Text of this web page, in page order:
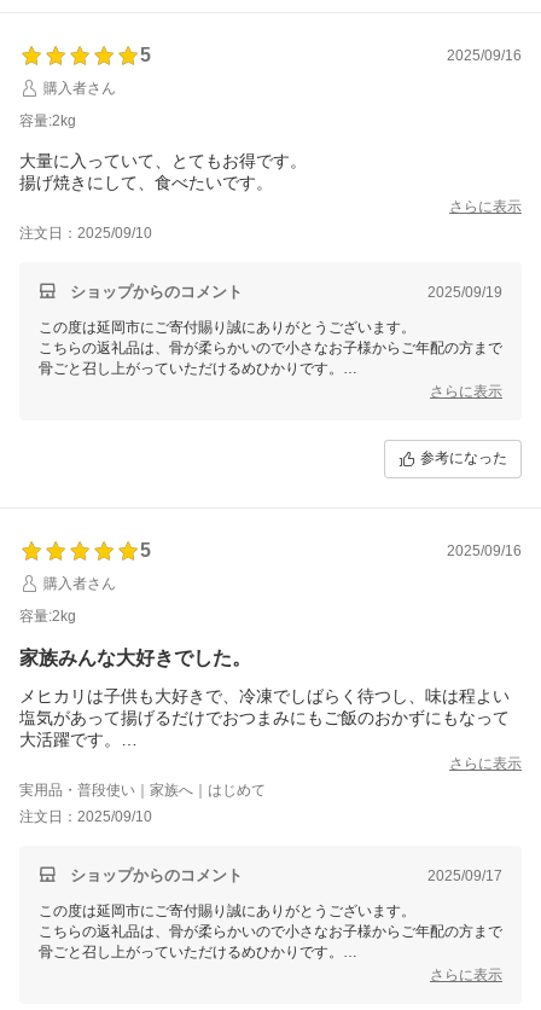
5
2025/09/16
購入者さん
容量:2kg
大量に入っていて、とてもお得です。
揚げ焼きにして、食べたいです。
さらに表示
注文日：2025/09/10
ショップからのコメント 2025/09/19
この度は延岡市にご寄付賜り誠にありがとうございます。
こちらの返礼品は、骨が柔らかいので小さなお子様からご年配の方まで
骨ごと召し上がっていただけるめひかりです。
さらに表示
参考になった
5
2025/09/16
購入者さん
容量:2kg
家族みんな大好きでした。
メヒカリは子供も大好きで、冷凍でしばらく待つし、味は程よい
塩気があって揚げるだけでおつまみにもご飯のおかずにもなって
大活躍です。
注文してからあっという間に届いてよかったです。
さらに表示
実用品・普段使い｜家族へ｜はじめて
注文日：2025/09/10
ショップからのコメント 2025/09/17
この度は延岡市にご寄付賜り誠にありがとうございます。
こちらの返礼品は、骨が柔らかいので小さなお子様からご年配の方まで
骨ごと召し上がっていただけるめひかりです。
当市の返礼品をご家族でご堪能いただけたようで大変嬉しく思います。
さらに表示